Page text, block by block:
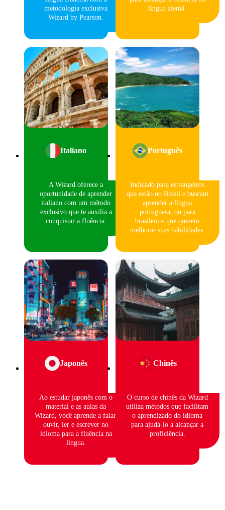
metodologia exclusiva
Wizard by Pearson.
língua alemã.
Italiano
A Wizard oferece a
oportunidade de aprender
italiano com um método
exclusivo que te auxilia a
conquistar a fluência.
Português
Indicado para estrangeiros
que estão no Brasil e buscam
aprender a língua
portuguesa, ou para
brasileiros que querem
melhorar suas habilidades.
Japonês
Ao estudar japonês com o
material e as aulas da
Wizard, você aprende a falar,
ouvir, ler e escrever no
idioma para a fluência na
língua.
Chinês
O curso de chinês da Wizard
utiliza métodos que facilitam
o aprendizado do idioma
para ajudá-lo a alcançar a
proficiência.